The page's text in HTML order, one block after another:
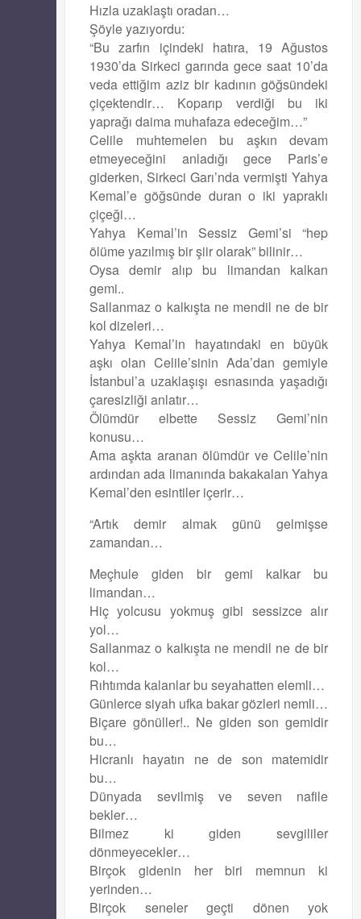
Hızla uzaklaştı oradan…
Şöyle yazıyordu:
“Bu zarfın içindeki hatıra, 19 Ağustos
1930’da Sirkeci garında gece saat 10’da
veda ettiğim aziz bir kadının göğsündeki
çiçektendir… Koparıp verdiği bu iki
yaprağı daima muhafaza edeceğim…”
Celile muhtemelen bu aşkın devam
etmeyeceğini anladığı gece Paris’e
giderken, Sirkeci Garı’nda vermişti Yahya
Kemal’e göğsünde duran o iki yapraklı
çiçeği…
Yahya Kemal’in Sessiz Gemi’si “hep
ölüme yazılmış bir şiir olarak” bilinir…
Oysa demir alıp bu limandan kalkan
gemi..
Sallanmaz o kalkışta ne mendil ne de bir
kol dizeleri…
Yahya Kemal’in hayatındaki en büyük
aşkı olan Celile’sinin Ada’dan gemiyle
İstanbul’a uzaklaşışı esnasında yaşadığı
çaresizliği anlatır…
Ölümdür elbette Sessiz Gemi’nin
konusu…
Ama aşkta aranan ölümdür ve Celile’nin
ardından ada limanında bakakalan Yahya
Kemal’den esintiler içerir…
“Artık demir almak günü gelmişse
zamandan…
Meçhule giden bir gemi kalkar bu
limandan…
Hiç yolcusu yokmuş gibi sessizce alır
yol…
Sallanmaz o kalkışta ne mendil ne de bir
kol…
Rıhtımda kalanlar bu seyahatten elemli…
Günlerce siyah ufka bakar gözleri nemli…
Biçare gönüller!.. Ne giden son gemidir
bu…
Hicranlı hayatın ne de son matemidir
bu…
Dünyada sevilmiş ve seven nafile
bekler…
Bilmez ki giden sevgililer
dönmeyecekler…
Birçok gidenin her biri memnun ki
yerinden…
Birçok seneler geçti dönen yok